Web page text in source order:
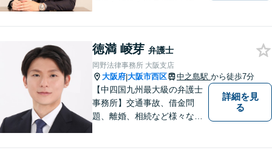
徳満 崚芽 弁護士
岡野法律事務所 大阪支店
大阪府|大阪市西区 中之島駅 から徒歩7分
【中四国九州最大級の弁護士
事務所】交通事故、借金問
題、離婚、相続など様々な問
詳細を見
る